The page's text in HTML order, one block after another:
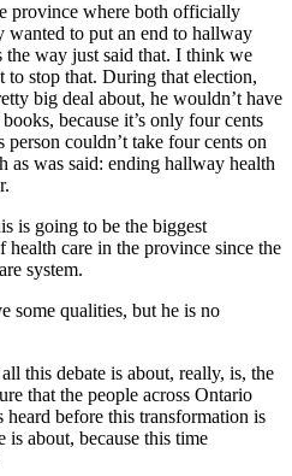
province where both officially
wanted to put an end to hallway
the way just said that. I think we
to stop that. During that election,
big deal about, he wouldn’t have
because it’s only four cents
couldn’t take four cents on
as was said: ending hallway health
is going to be the biggest
care in the province since the
system.
some qualities, but he is no
this debate is about, really, is, the
that the people across Ontario
before this transformation is
is about, because this time